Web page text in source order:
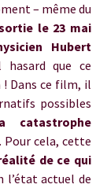
– même du
le 23 mai
Hubert
hasard que ce
Dans ce film, il
possibles
catastrophe
. Pour cela, cette
de ce qui
l’état actuel de